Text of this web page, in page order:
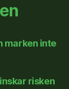
marken inte
risken